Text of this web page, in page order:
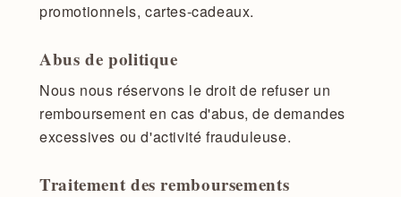
promotionnels, cartes-cadeaux.
Abus de politique
Nous nous réservons le droit de refuser un
remboursement en cas d'abus, de demandes
excessives ou d'activité frauduleuse.
Traitement des remboursements